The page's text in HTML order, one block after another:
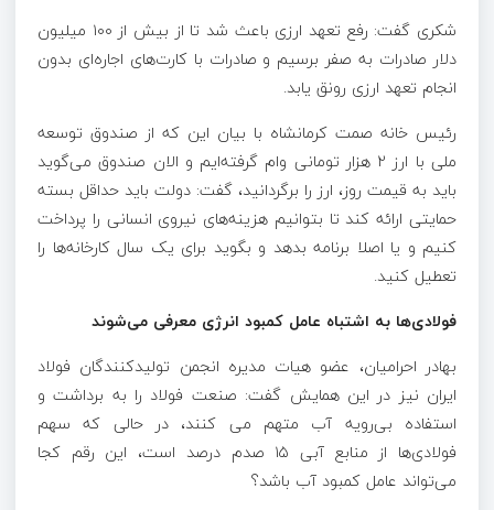
شکری گفت: رفع تعهد ارزی باعث شد تا از بیش از ۱۰۰ میلیون
دلار صادرات به صفر برسیم و صادرات با کارت‌های اجاره‌ای بدون
انجام تعهد ارزی رونق یابد.
رئیس خانه صمت کرمانشاه با بیان این که از صندوق توسعه
ملی با ارز ۲ هزار تومانی وام گرفته‌ایم و الان صندوق می‌گوید
باید به قیمت روز، ارز را برگردانید، گفت: دولت باید حداقل بسته
حمایتی ارائه کند تا بتوانیم هزینه‌های نیروی انسانی را پرداخت
کنیم و یا اصلا برنامه بدهد و بگوید برای یک سال کارخانه‌ها را
تعطیل کنید.
فولادی‌ها به اشتباه عامل کمبود انرژی معرفی می‌شوند
بهادر احرامیان، عضو هیات مدیره انجمن تولیدکنندگان فولاد
ایران نیز در این همایش گفت: صنعت فولاد را به برداشت و
استفاده بی‌رویه آب متهم می کنند، در حالی که سهم
فولادی‌ها از منابع آبی ۱۵ صدم درصد است، این رقم کجا
می‌تواند عامل کمبود آب باشد؟